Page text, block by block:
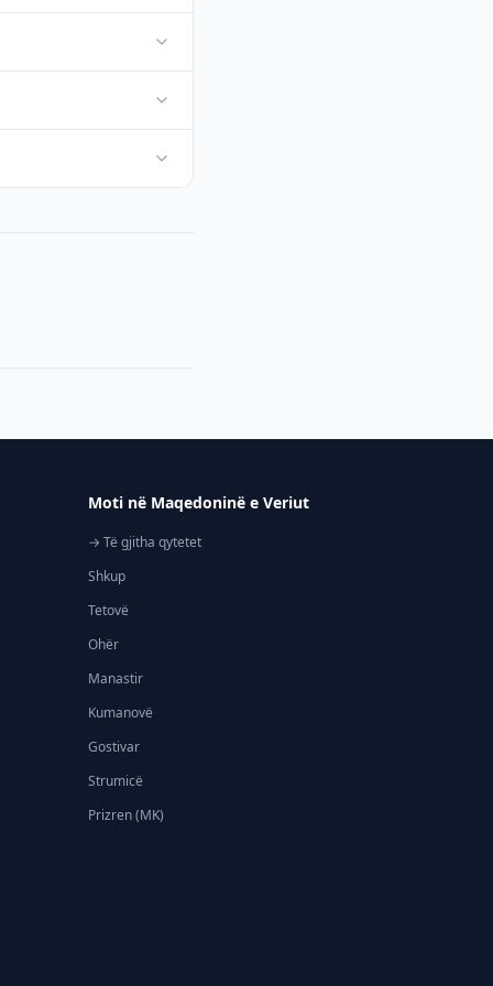
Moti në Maqedoninë e Veriut
→ Të gjitha qytetet
Shkup
Tetovë
Ohër
Manastir
Kumanovë
Gostivar
Strumicë
Prizren (MK)